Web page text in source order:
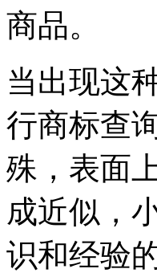
商品。
当出现这
行商标查
殊，表面
成近似，
识和经验